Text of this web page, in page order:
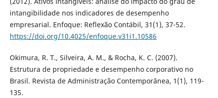
intangibilidade nos indicadores de desempenho
empresarial. Enfoque: Reflexão Contábil, 31(1), 37-52.
https://doi.org/10.4025/enfoque.v31i1.10586
Okimura, R. T., Silveira, A. M., & Rocha, K. C. (2007).
Estrutura de propriedade e desempenho corporativo no
Brasil. Revista de Administração Contemporânea, 1(1), 119-
135.